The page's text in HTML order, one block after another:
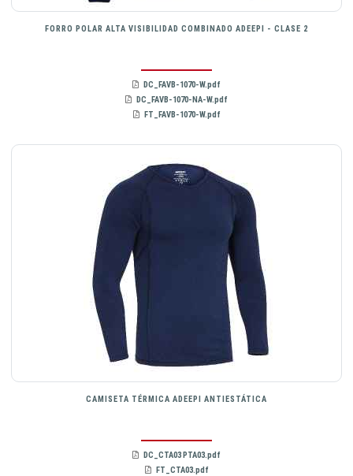
FORRO POLAR ALTA VISIBILIDAD COMBINADO ADEEPI - CLASE 2
DC_FAVB-1070-W.pdf
DC_FAVB-1070-NA-W.pdf
FT_FAVB-1070-W.pdf
CAMISETA TÉRMICA ADEEPI ANTIESTÁTICA
DC_CTA03 PTA03.pdf
FT_CTA03.pdf